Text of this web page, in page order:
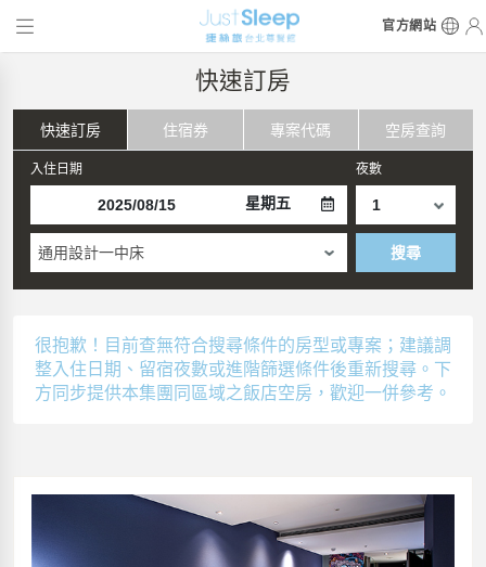
官方網站
快速訂房
快速訂房 住宿券 專案代碼 空房查詢
入住日期
星期五
夜數
通用設計一中床 搜尋
很抱歉！目前查無符合搜尋條件的房型或專案；建議調
整入住日期、留宿夜數或進階篩選條件後重新搜尋。下
方同步提供本集團同區域之飯店空房，歡迎一併參考。